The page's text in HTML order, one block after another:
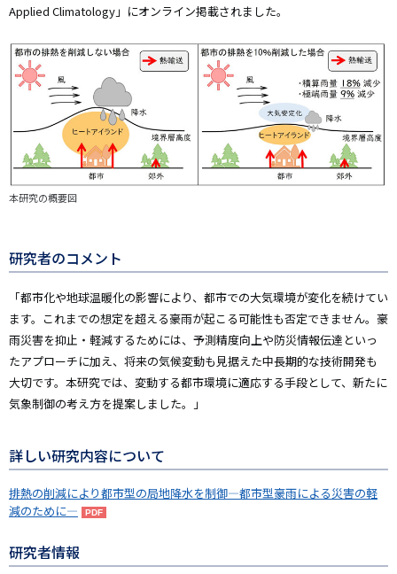
Applied Climatology」にオンライン掲載されました。
本研究の概要図
研究者のコメント
「都市化や地球温暖化の影響により、都市での大気環境が変化を続けてい
ます。これまでの想定を超える豪雨が起こる可能性も否定できません。豪
雨災害を抑止・軽減するためには、予測精度向上や防災情報伝達といっ
たアプローチに加え、将来の気候変動も見据えた中長期的な技術開発も
大切です。本研究では、変動する都市環境に適応する手段として、新たに
気象制御の考え方を提案しました。」
詳しい研究内容について
排熱の削減により都市型の局地降水を制御―都市型豪雨による災害の軽
減のために―
研究者情報